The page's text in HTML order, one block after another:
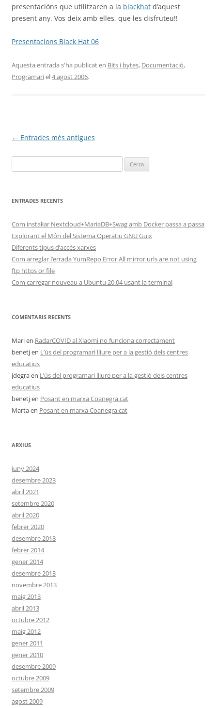
presentacións que utilitzaren a la blackhat d’aquest
present any. Vos deix amb elles, que les disfruteu!!
Presentacions Black Hat 06
Aquesta entrada s'ha publicat en Bits i bytes, Documentació,
Programariel4 agost 2006.
Navegació
← Entrades més antigues
ENTRADES RECENTS
Com instal·lar Nextcloud+MariaDB+Swag amb Docker passa a passa
Explorant el Món del Sistema Operatiu GNU Guix
Diferents tipus d’accés xarxes
Com arreglar l’errada YumRepo Error All mirror urls are not using
ftp https or file
Com carregar nouveau a Ubuntu 20.04 usant la terminal
COMENTARIS RECENTS
Marien RadarCOVID al Xiaomi no funciona correctament
benetjen L’ús del programari lliure per a la gestió dels centres
educatius
jdegraen L’ús del programari lliure per a la gestió dels centres
educatius
benetjen Posant en marxa Coanegra.cat
Martaen Posant en marxa Coanegra.cat
ARXIUS
juny 2024
desembre 2023
abril 2021
setembre 2020
abril 2020
febrer 2020
desembre 2018
febrer 2014
gener 2014
desembre 2013
novembre 2013
maig 2013
abril 2013
octubre 2012
maig 2012
gener 2011
gener 2010
desembre 2009
octubre 2009
setembre 2009
agost 2009